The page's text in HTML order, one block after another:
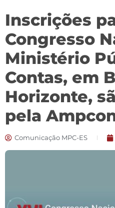
Inscrições
Congresso
Ministério
Contas, em
Horizonte,
pela
Comunicação MPC-ES